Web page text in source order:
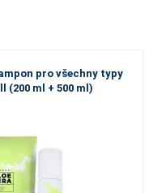
pro všechny typy
(200 ml + 500 ml)